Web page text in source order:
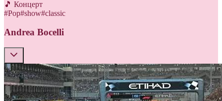
🎵 Концерт
#Pop#show#classic
Andrea Bocelli